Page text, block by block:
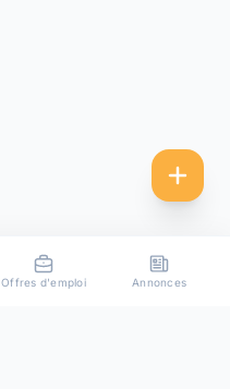
Offres d'emploi Annonces